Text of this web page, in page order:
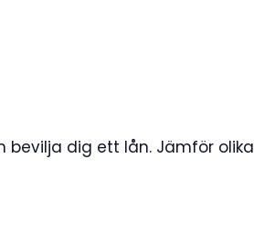
bevilja dig ett lån. Jämför olika